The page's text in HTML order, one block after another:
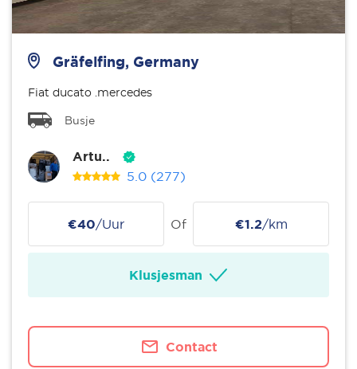
Gräfelfing, Germany
Fiat ducato .mercedes
Busje
Artu..
5.0 (277)
€40/Uur Of €1.2/km
Klusjesman
Contact